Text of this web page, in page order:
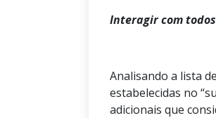
Interagir com
Analisando a lista
estabelecidas no
adicionais que